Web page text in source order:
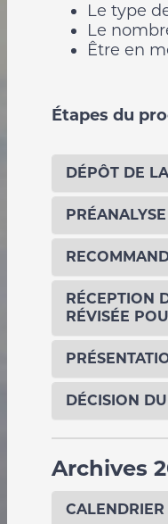
Le type
Le
Être en
Étapes du
DÉPÔT DE
PRÉANALYSE
RÉCEPTION
RÉVISÉE
DÉCISION
Archives